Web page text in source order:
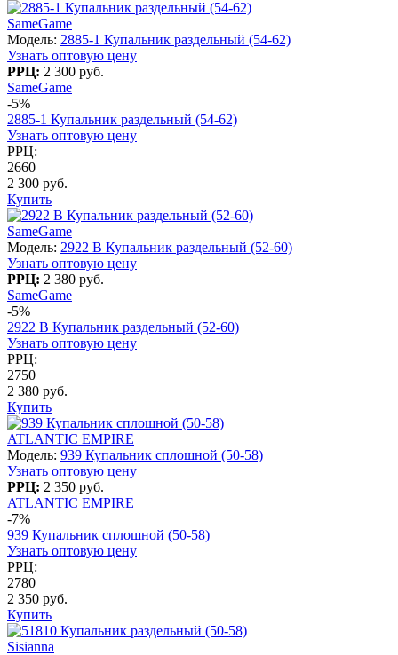
SameGame
Модель: 2885-1 Купальник раздельный (54-62)
Узнать оптовую цену
РРЦ: 2 300 руб.
SameGame
-5%
2885-1 Купальник раздельный (54-62)
Узнать оптовую цену
РРЦ:
2660
2 300 руб.
Купить
SameGame
Модель: 2922 B Купальник раздельный (52-60)
Узнать оптовую цену
РРЦ: 2 380 руб.
SameGame
-5%
2922 B Купальник раздельный (52-60)
Узнать оптовую цену
РРЦ:
2750
2 380 руб.
Купить
ATLANTIC EMPIRE
Модель: 939 Купальник сплошной (50-58)
Узнать оптовую цену
РРЦ: 2 350 руб.
ATLANTIC EMPIRE
-7%
939 Купальник сплошной (50-58)
Узнать оптовую цену
РРЦ:
2780
2 350 руб.
Купить
Sisianna